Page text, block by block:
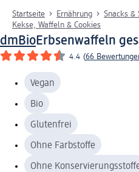
Startseite Ernährung
Snacks &
Kekse, Waffeln & Cookies
dmBioErbsenwaffeln
4.4 (66
Vegan
Bio
Glutenfrei
Ohne Farbstoffe
Ohne